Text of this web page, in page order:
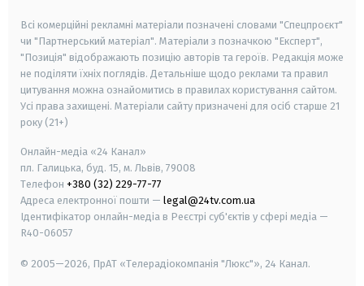
Всі комерційні рекламні матеріали позначені словами "Спецпроєкт"
чи "Партнерський матеріал". Матеріали з позначкою "Експерт",
"Позиція" відображають позицію авторів та героїв. Редакція може
не поділяти їхніх поглядів. Детальніше щодо реклами та правил
цитування можна ознайомитись в правилах користування сайтом.
Усі права захищені. Матеріали сайту призначені для осіб старше 21
року (21+)
Онлайн-медіа «24 Канал»
пл. Галицька, буд. 15, м. Львів, 79008
Телефон +380 (32) 229-77-77
Адреса електронної пошти — legal@24tv.com.ua
Ідентифікатор онлайн-медіа в Реєстрі суб'єктів у сфері медіа —
R40-06057
© 2005—2026, ПрАТ «Телерадіокомпанія "Люкс"», 24 Канал.